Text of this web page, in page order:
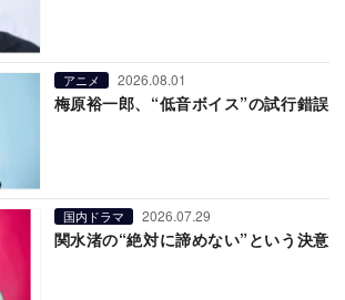
アニメ 2026.08.01
梅原裕一郎、“低音ボイス”の試行錯誤
国内ドラマ 2026.07.29
関水渚の“絶対に諦めない”という決意